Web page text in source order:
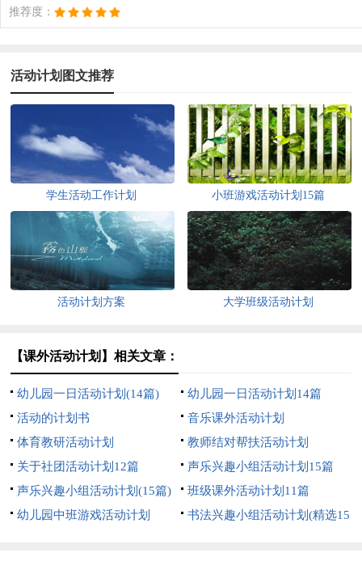
推荐度：
活动计划图文推荐
学生活动工作计划 小班游戏活动计划15篇
活动计划方案 大学班级活动计划
【课外活动计划】相关文章：
幼儿园一日活动计划(14篇)
幼儿园一日活动计划14篇
活动的计划书
音乐课外活动计划
体育教研活动计划
教师结对帮扶活动计划
关于社团活动计划12篇
声乐兴趣小组活动计划15篇
声乐兴趣小组活动计划(15篇)
班级课外活动计划11篇
幼儿园中班游戏活动计划
书法兴趣小组活动计划(精选15